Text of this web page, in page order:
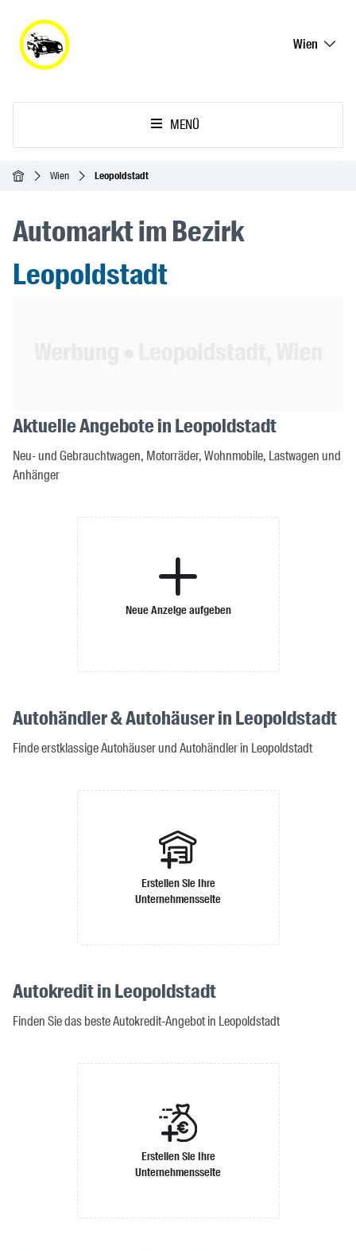
Wien
MENÜ
StartseiteWien Leopoldstadt
Automarkt im Bezirk
Leopoldstadt
Aktuelle Angebote in Leopoldstadt
Neu- und Gebrauchtwagen, Motorräder, Wohnmobile, Lastwagen und
Anhänger
Neue Anzeige aufgeben
Autohändler & Autohäuser in Leopoldstadt
Finde erstklassige Autohäuser und Autohändler in Leopoldstadt
Erstellen Sie Ihre
Unternehmensseite
Autokredit in Leopoldstadt
Finden Sie das beste Autokredit-Angebot in Leopoldstadt
Erstellen Sie Ihre
Unternehmensseite